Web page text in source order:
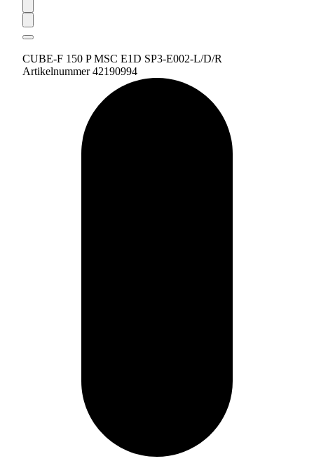
CUBE-F 150 P MSC E1D SP3-E002-L/D/R
Artikelnummer 42190994